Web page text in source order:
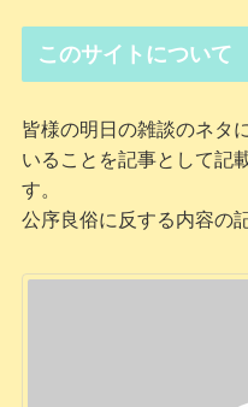
このサイトについて
皆様の明日の雑談のネタ
いることを記事として記
す。
公序良俗に反する内容の